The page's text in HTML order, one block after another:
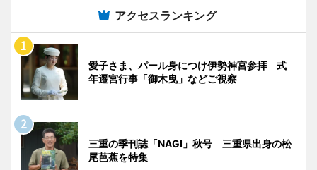
アクセスランキング
愛子さま、パール身につけ伊勢神宮参拝 式
年遷宮行事「御木曳」などご視察
三重の季刊誌「NAGI」秋号 三重県出身の松
尾芭蕉を特集